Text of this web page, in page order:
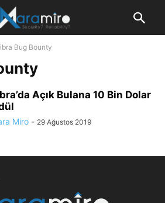
Bug Bounty
Açık Bulana 10 Bin Dolar
Miro - 29 Ağustos 2019